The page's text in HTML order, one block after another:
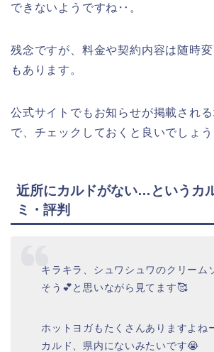
できないようですね‥。
残念ですが、料金や契約内容は随時
もあります。
公式サイトでもお知らせが掲載され
で、チェックしておくと良いでしょう
近所にカルドがない…というカ
ミ・評判
キラキラ、シュワシュワのクリーム
そう💕と思いながら見てます🥰
ホットヨガもたくさんありますよね
カルド、県内にないみたいです😭